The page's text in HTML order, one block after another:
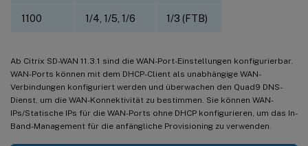
1100 1/4, 1/5, 1/6 1/3 (FTB)
Ab Citrix SD-WAN 11.3.1 sind die WAN-Port-Einstellungen konfigurierbar.
WAN-Ports können mit dem DHCP-Client als unabhängige WAN-
Verbindungen konfiguriert werden und überwachen den Quad9 DNS-
Dienst, um die WAN-Konnektivität zu bestimmen. Sie können WAN-
IPs/Statische IPs für die WAN-Ports ohne DHCP konfigurieren, um das In-
Band-Management für die anfängliche Provisioning zu verwenden.